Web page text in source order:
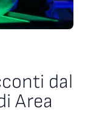
dal
Area